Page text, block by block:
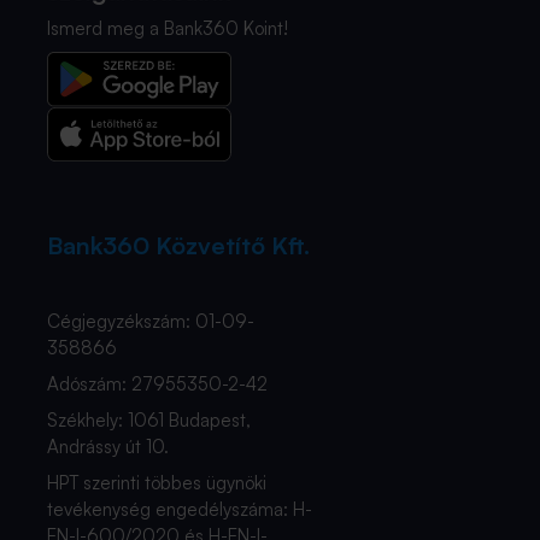
Ismerd meg a Bank360 Koint!
Bank360 Közvetítő Kft.
Cégjegyzékszám: 01-09-
358866
Adószám: 27955350-2-42
Székhely: 1061 Budapest,
Andrássy út 10.
HPT szerinti többes ügynöki
tevékenység engedélyszáma: H-